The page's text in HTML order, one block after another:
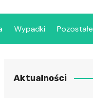
Szpital Wojskowy w
Wypadki Pozostałe
Aktualności